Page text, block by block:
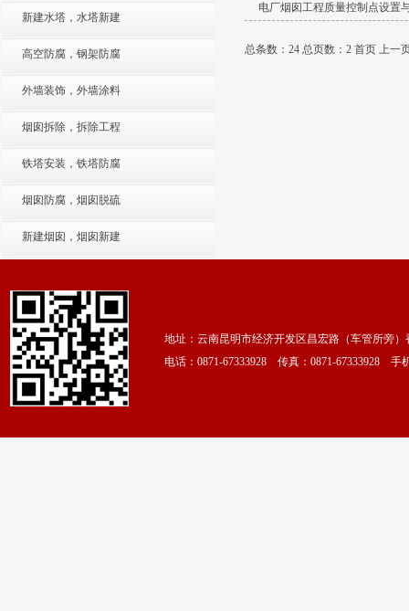
新建水塔，水塔新建
高空防腐，钢架防腐
外墙装饰，外墙涂料
烟囱拆除，拆除工程
铁塔安装，铁塔防腐
烟囱防腐，烟囱脱硫
新建烟囱，烟囱新建
电厂烟囱工程质量控制点设置
总条数：24 总页数：2 首页 上一
地址：云南昆明市经济开发区昌宏路（车管所旁
电话：0871-67333928 传真：0871-67333928 手